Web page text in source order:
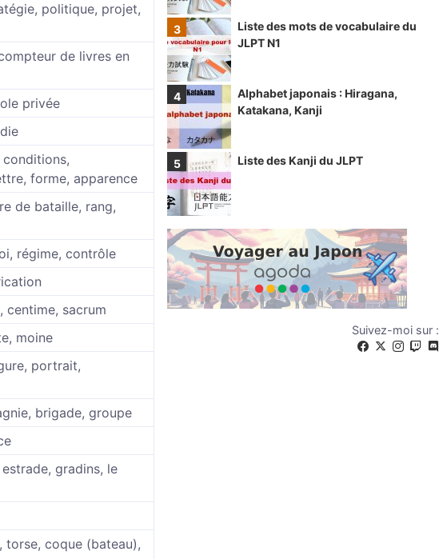
politique, projet,
de livres en
privée
forme, apparence
de bataille, rang,
régime, contrôle
centime, sacrum
moine
portrait,
brigade, groupe
gradins, le
coque (bateau),
Liste des mots de vocabulaire du
JLPT N1
Alphabet japonais : Hiragana,
Katakana, Kanji
Liste des Kanji du JLPT
Suivez-moi sur :